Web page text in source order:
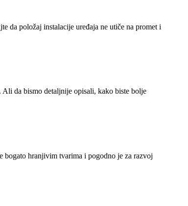
da položaj instalacije uređaja ne utiče na promet i
da bismo detaljnije opisali, kako biste bolje
bogato hranjivim tvarima i pogodno je za razvoj